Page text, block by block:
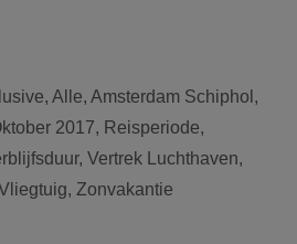
, Alle, Amsterdam Schiphol ,
2017, Reisperiode,
, Vertrek Luchthaven,
, Zonvakantie